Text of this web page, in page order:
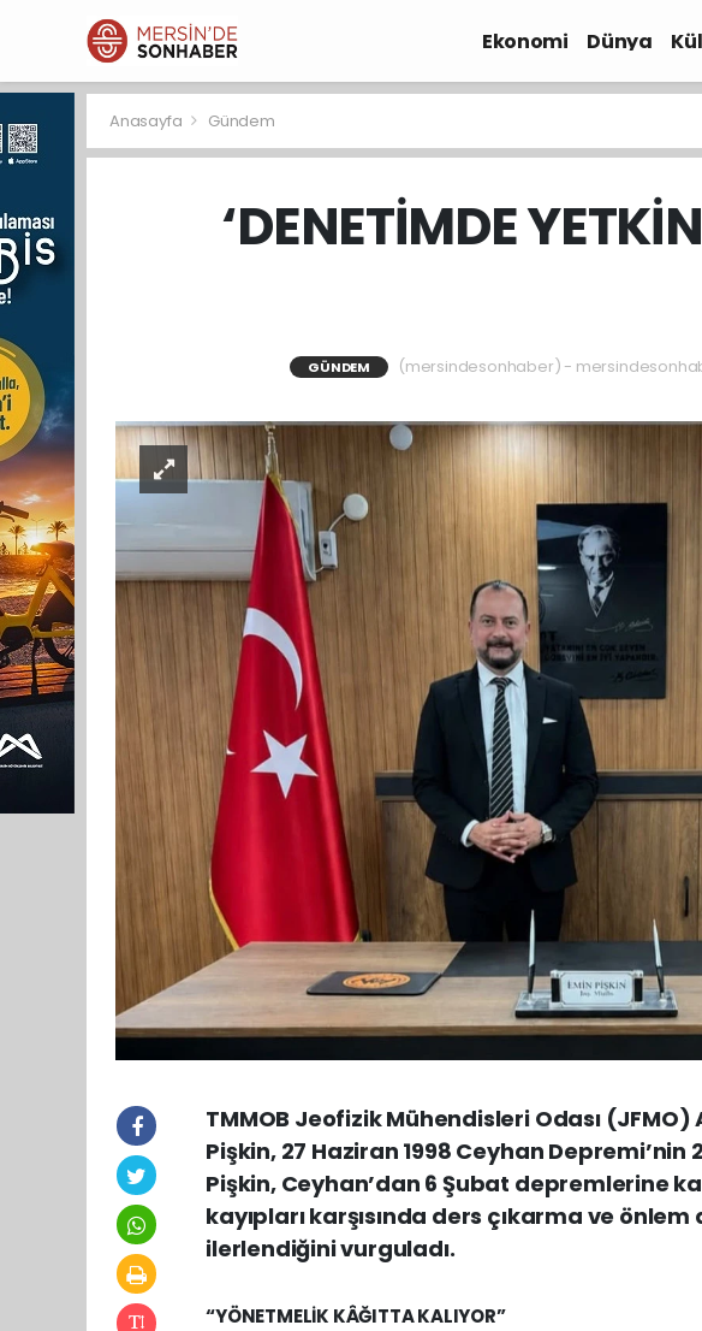
Ekonomi Dünya
Anasayfa Gündem
‘DENETİMDE
GÜNDEM (mersindesonhaber) -
TMMOB Jeofizik Mühendisleri Odası (JFMO)
Pişkin, 27 Haziran 1998 Ceyhan Depremi’nin
Pişkin, Ceyhan’dan 6 Şubat depremlerine
kayıpları karşısında ders çıkarma ve
ilerlendiğini vurguladı.
“YÖNETMELİK KÂĞITTA KALIYOR”